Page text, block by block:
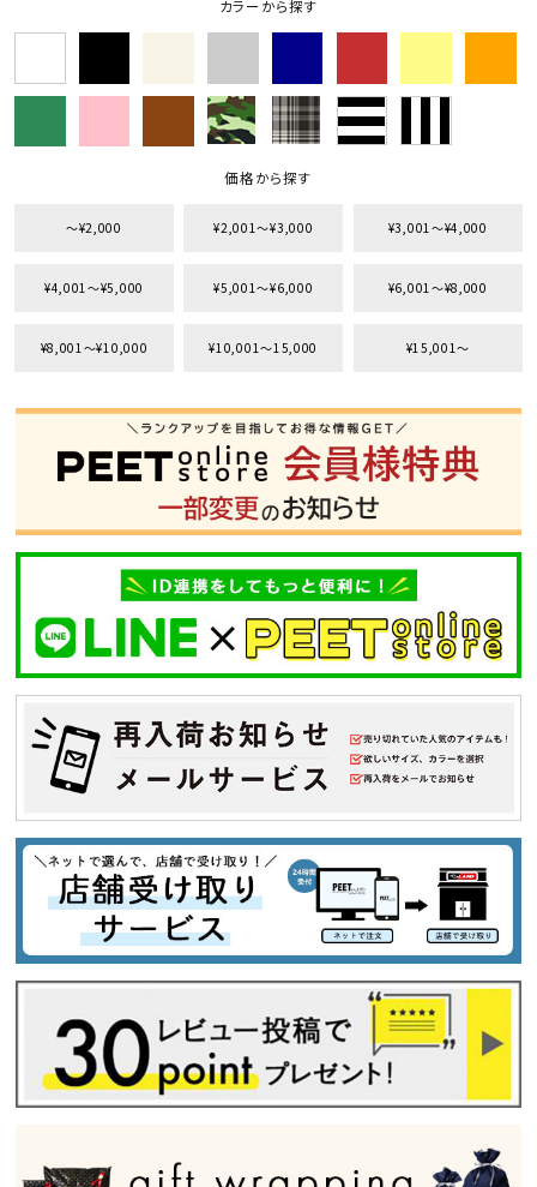
search
カテゴリ
S
M
L
XXL
XXXL
29inc
30inc
32inc
34inc
36inc
38inc
40inc
KIDS
カラー
tune 絞り込んで検索する
カラーから探す
価格から探す
〜¥2,000 ¥2,001〜¥3,000 ¥3,001〜¥4,000
¥4,001〜¥5,000 ¥5,001〜¥6,000 ¥6,001〜¥8,000
¥8,001〜¥10,000 ¥10,001〜15,000 ¥15,001〜